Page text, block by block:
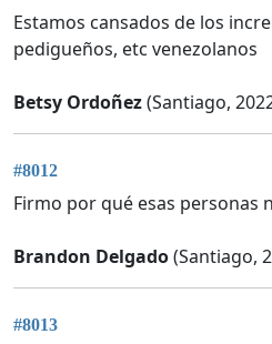
Estamos cansados de los
pedigueños, etc venezolanos
Betsy Ordoñez(Santiago,
#8012
Firmo por qué esas personas
Brandon Delgado(Santiago,
#8013